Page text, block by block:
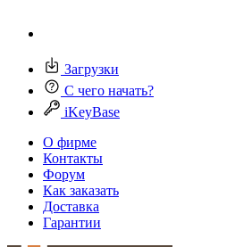
Загрузки
С чего начать?
iKeyBase
О фирме
Контакты
Форум
Как заказать
Доставка
Гарантии